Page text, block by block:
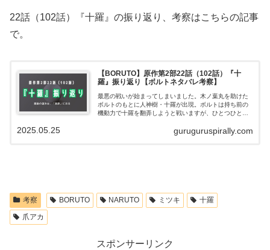
22話（102話）『十羅』の振り返り、考察はこちらの記事
で。
【BORUTO】原作第2部22話（102話）『十
羅』振り返り【ボルトネタバレ考察】
最悪の戦いが始まってしまいました。木ノ葉丸を助けた
ボルトのもとに人神樹・十羅が出現。ボルトは持ち前の
機動力で十羅を翻弄しようと戦いますが、ひとつひとつ
トは絶望の未来を変えられるでしょうか…！
guruguruspirally.com
2025.05.25
考察 BORUTO NARUTO ミツキ
十羅
爪アカ
スポンサーリンク